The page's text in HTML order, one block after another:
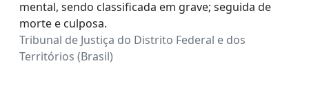
mental, sendo classificada em grave; seguida de
morte e culposa.
Tribunal de Justiça do Distrito Federal e dos
Territórios (Brasil)